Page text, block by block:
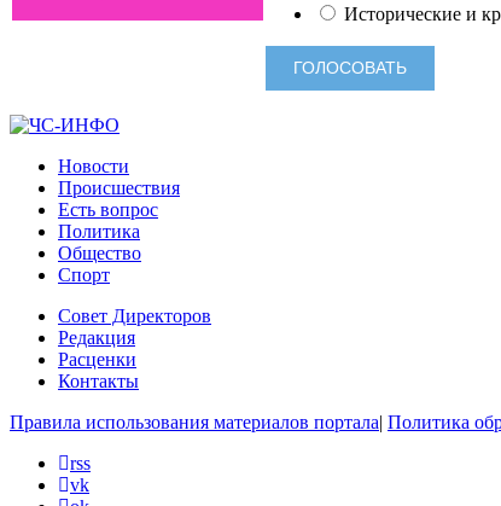
Исторические и
Новости
Происшествия
Есть вопрос
Политика
Общество
Спорт
Совет Директоров
Редакция
Расценки
Контакты
Правила использования материалов портала| Политика
rss
vk